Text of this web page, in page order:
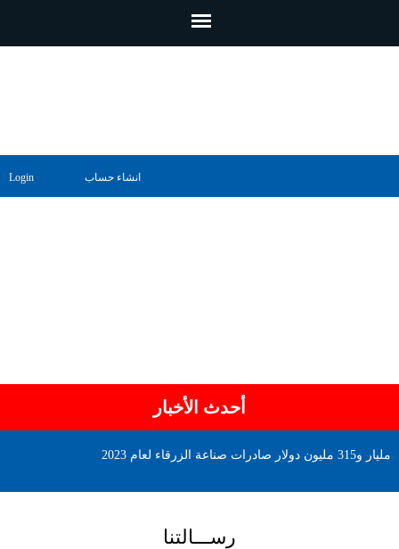
انشاء حساب Login
أحدث الأخبار
مليار و315 مليون دولار صادرات صناعة الزرقاء لعام 2023
رســـالتنا